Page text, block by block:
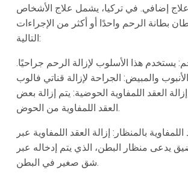
إضافي. في تركيا، يشمل علاج الأشخاص
بطانة الرحم واحدًا أو أكثر من الإجراءات
التالية:
يستخدم هذا الأسلوب لإزالة الرحم جراحيًا.
والمبيض: الجراحة لإزالة قناتي فالوب
العقد اللمفاوية الحوضية: يتم إزالة بعض
العقد اللمفاوية من الحوض.
بالمنظار: إزالة العقد اللمفاوية عبر
يدعى منظار البطن، الذي يتم إدخاله عبر
شق صغير في البطن.